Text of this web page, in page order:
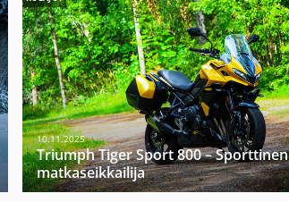
10.11.2025
Triumph Tiger Sport 800 – Sporttinen
matkaseikkailija